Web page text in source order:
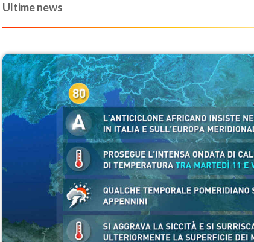
Ultime news